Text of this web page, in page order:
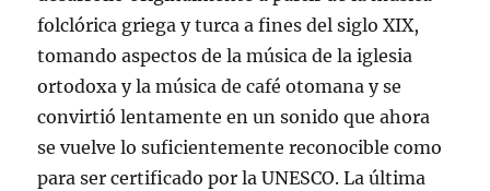
folclórica griega y turca a fines del siglo XIX,
tomando aspectos de la música de la iglesia
ortodoxa y la música de café otomana y se
convirtió lentamente en un sonido que ahora
se vuelve lo suficientemente reconocible como
para ser certificado por la UNESCO. La última